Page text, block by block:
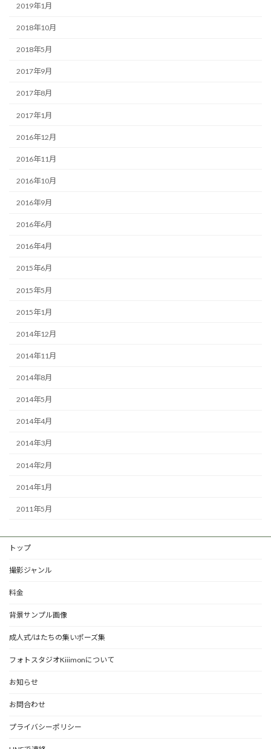
2019年1月
2018年10月
2018年5月
2017年9月
2017年8月
2017年1月
2016年12月
2016年11月
2016年10月
2016年9月
2016年6月
2016年4月
2015年6月
2015年5月
2015年1月
2014年12月
2014年11月
2014年8月
2014年5月
2014年4月
2014年3月
2014年2月
2014年1月
2011年5月
トップ
撮影ジャンル
料金
背景サンプル画像
成人式/はたちの集いポーズ集
フォトスタジオKiiimonについて
お知らせ
お問合わせ
プライバシーポリシー